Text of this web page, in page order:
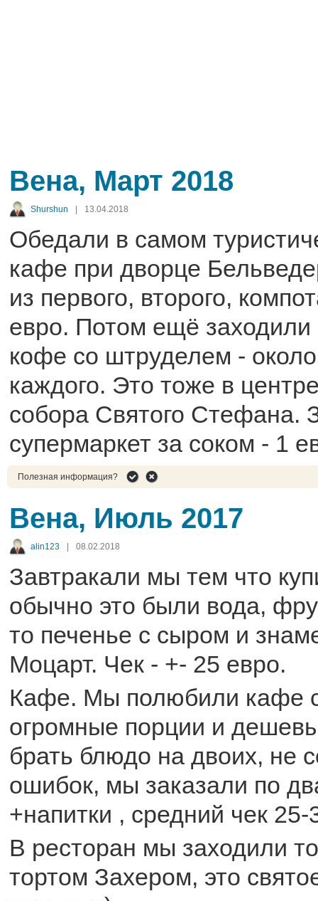
Вена, Март 2018
Shurshun 13.04.2018
Обедали в самом
кафе при дворце
из первого, второго,
евро. Потом ещё
кофе со штруделем -
каждого. Это тоже в
собора Святого Стефана.
супермаркет за соком - 1
Полезная информация?
Вена, Июль 2017
alin123 08.02.2018
Завтракали мы тем что
обычно это были вода,
то печенье с сыром и
Моцарт. Чек - +- 25 евро.
Кафе. Мы полюбили кафе
огромные порции и
брать блюдо на двоих, не
ошибок, мы заказали по
+напитки , средний чек
В ресторан мы заходили
тортом Захером, это